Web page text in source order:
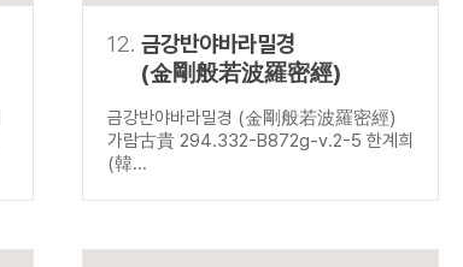
12. 금강반야바라밀경
(金剛般若波羅密經)
금강반야바라밀경 (金剛般若波羅密經)
가람古貴 294.332-B872g-v.2-5 한계희
(韓...